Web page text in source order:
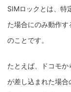
SIMロックとは、特
た場合にのみ動作
のことです。
たとえば、ドコモ
が差し込まれた場